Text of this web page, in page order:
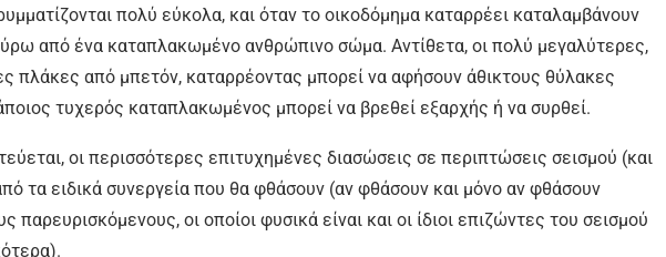
πολύ εύκολα, και όταν το οικοδόμημα καταρρέει καταλαμβάνουν
από ένα καταπλακωμένο ανθρώπινο σώμα. Αντίθετα, οι πολύ μεγαλύτερες,
πλάκες από μπετόν, καταρρέοντας μπορεί να αφήσουν άθικτους θύλακες
τυχερός καταπλακωμένος μπορεί να βρεθεί εξαρχής ή να συρθεί.
οι περισσότερες επιτυχημένες διασώσεις σε περιπτώσεις σεισμού (και
τα ειδικά συνεργεία που θα φθάσουν (αν φθάσουν και μόνο αν φθάσουν
οι οποίοι φυσικά είναι και οι ίδιοι επιζώντες του σεισμού